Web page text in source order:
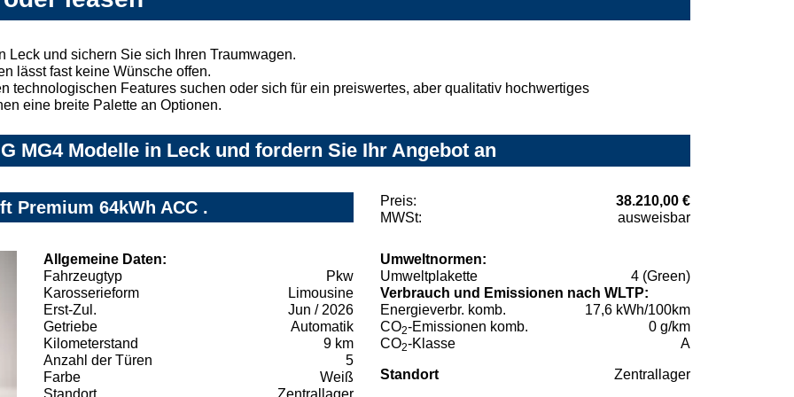
Leck und sichern Sie sich Ihren Traumwagen.
lässt fast keine Wünsche offen.
technologischen Features suchen oder sich für ein preiswertes, aber qualitativ hochwertiges
eine breite Palette an Optionen.
MG4 Modelle in Leck und fordern Sie Ihr Angebot an
Premium 64kWh ACC . Preis:
38.210,00 €
MWSt:
ausweisbar
Allgemeine Daten:
Fahrzeugtyp
Pkw
Karosserieform
Limousine
Erst-Zul.
Jun / 2026
Getriebe
Automatik
Kilometerstand
9 km
Anzahl der Türen
5
Farbe
Weiß
Standort
Zentrallager
Umweltnormen:
Umweltplakette
4 (Green)
Verbrauch und Emissionen nach WLTP:
Energieverbr. komb.
17,6 kWh/100km
CO2-Emissionen komb.
0 g/km
CO2-Klasse A
Standort Zentrallager